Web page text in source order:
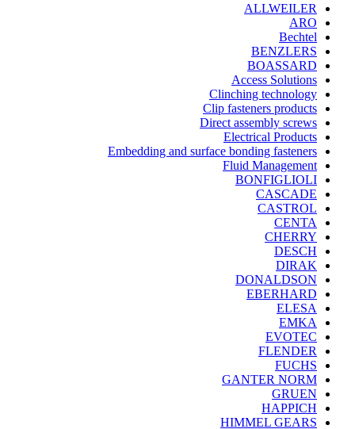
ALLWEILER
ARO
Bechtel
BENZLERS
BOASSARD
Access Solutions
Clinching technology
Clip fasteners products
Direct assembly screws
Electrical Products
Embedding and surface bonding fasteners
Fluid Management
BONFIGLIOLI
CASCADE
CASTROL
CENTA
CHERRY
DESCH
DIRAK
DONALDSON
EBERHARD
ELESA
EMKA
EVOTEC
FLENDER
FUCHS
GANTER NORM
GRUEN
HAPPICH
HIMMEL GEARS